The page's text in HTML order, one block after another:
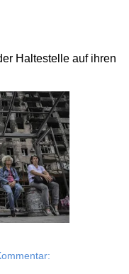
Haltestelle auf ihren